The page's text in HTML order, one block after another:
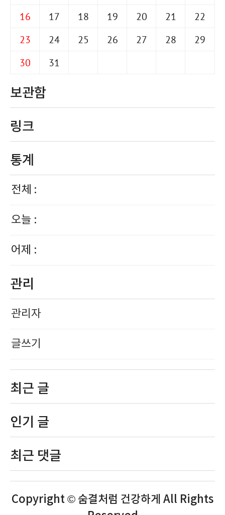
16
17 18 19 20 21
22
23
24 25 26 27 28
29
30
31
보관함
링크
통계
전체 :
오늘 :
어제 :
관리
관리자
글쓰기
최근 글
인기 글
최근 댓글
Copyright © 숨결처럼 건강하게 All Rights